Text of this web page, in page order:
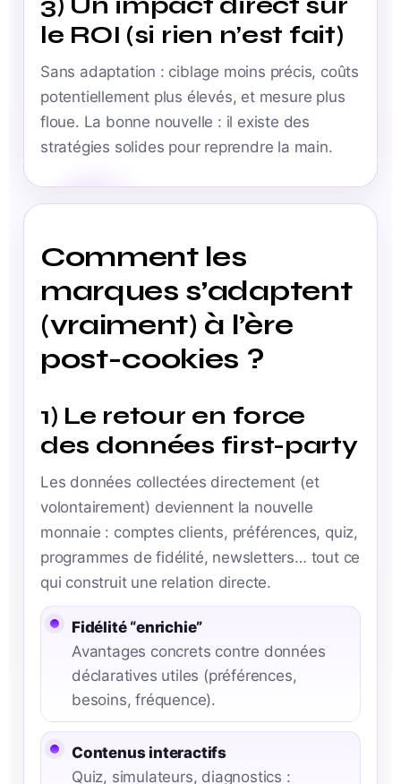
le ROI (si rien n’est fait)
Sans adaptation : ciblage moins précis, coûts
potentiellement plus élevés, et mesure plus
floue. La bonne nouvelle : il existe des
stratégies solides pour reprendre la main.
Comment les
marques s’adaptent
(vraiment) à l’ère
post-cookies ?
1) Le retour en force
des données first-party
Les données collectées directement (et
volontairement) deviennent la nouvelle
monnaie : comptes clients, préférences, quiz,
programmes de fidélité, newsletters… tout ce
qui construit une relation directe.
Fidélité “enrichie”
Avantages concrets contre données
déclaratives utiles (préférences,
besoins, fréquence).
Contenus interactifs
Quiz, simulateurs, diagnostics :